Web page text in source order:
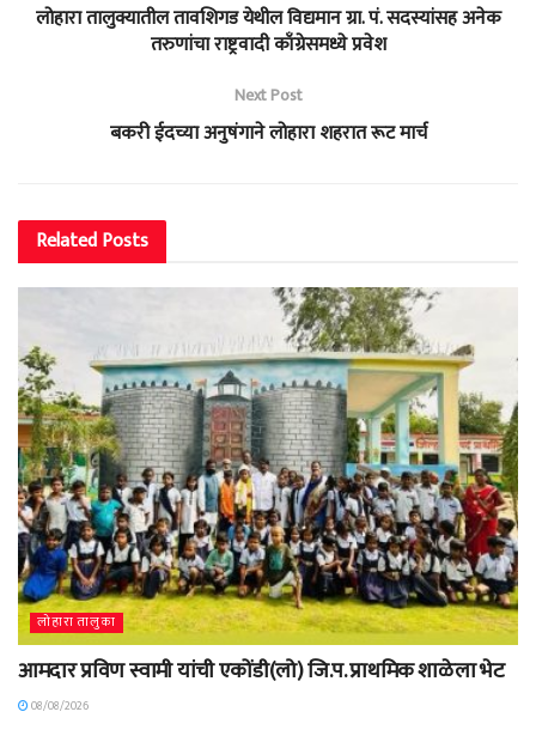
लोहारा तालुक्यातील तावशिगड येथील विद्यमान ग्रा. पं. सदस्यांसह अनेक
तरुणांचा राष्ट्रवादी काँग्रेसमध्ये प्रवेश
Next Post
बकरी ईदच्या अनुषंगाने लोहारा शहरात रूट मार्च
RelatedPosts
लोहारा तालुका
आमदार प्रविण स्वामी यांची एकोंडी(लो) जि.प. प्राथमिक शाळेला भेट
08/08/2026